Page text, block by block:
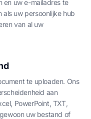
en uw e-mailadres te
uw persoonlijke hub
van al uw
te uploaden. Ons
aan
PowerPoint, TXT,
uw bestand of